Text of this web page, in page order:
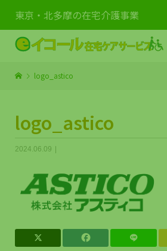
東京・北多摩の在宅介護事業
logo_astico
logo_astico
2024.06.09